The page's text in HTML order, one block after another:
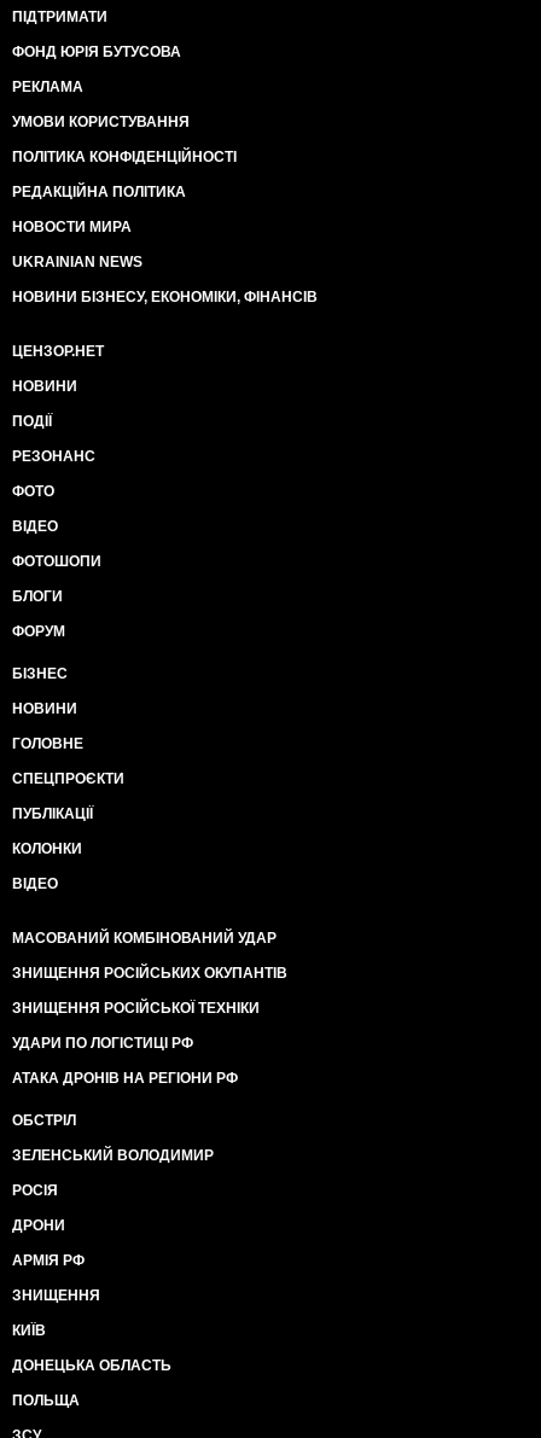
ПІДТРИМАТИ
ФОНД ЮРІЯ БУТУСОВА
РЕКЛАМА
УМОВИ КОРИСТУВАННЯ
ПОЛІТИКА КОНФІДЕНЦІЙНОСТІ
РЕДАКЦІЙНА ПОЛІТИКА
НОВОСТИ МИРА
UKRAINIAN NEWS
НОВИНИ БІЗНЕСУ, ЕКОНОМІКИ, ФІНАНСІВ
ЦЕНЗОР.НЕТ
НОВИНИ
ПОДІЇ
РЕЗОНАНС
ФОТО
ВІДЕО
ФОТОШОПИ
БЛОГИ
ФОРУМ
БІЗНЕС
НОВИНИ
ГОЛОВНЕ
СПЕЦПРОЄКТИ
ПУБЛІКАЦІЇ
КОЛОНКИ
ВІДЕО
МАСОВАНИЙ КОМБІНОВАНИЙ УДАР
ЗНИЩЕННЯ РОСІЙСЬКИХ ОКУПАНТІВ
ЗНИЩЕННЯ РОСІЙСЬКОЇ ТЕХНІКИ
УДАРИ ПО ЛОГІСТИЦІ РФ
АТАКА ДРОНІВ НА РЕГІОНИ РФ
ОБСТРІЛ
ЗЕЛЕНСЬКИЙ ВОЛОДИМИР
РОСІЯ
ДРОНИ
АРМІЯ РФ
ЗНИЩЕННЯ
КИЇВ
ДОНЕЦЬКА ОБЛАСТЬ
ПОЛЬЩА